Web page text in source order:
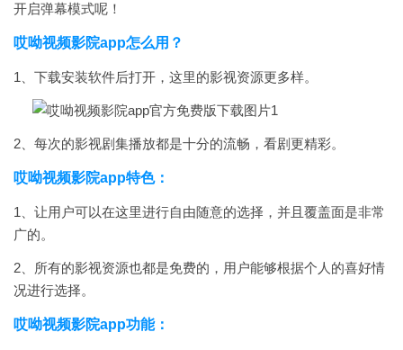
开启弹幕模式呢！
哎呦视频影院app怎么用？
1、下载安装软件后打开，这里的影视资源更多样。
2、每次的影视剧集播放都是十分的流畅，看剧更精彩。
哎呦视频影院app特色：
1、让用户可以在这里进行自由随意的选择，并且覆盖面是非常
广的。
2、所有的影视资源也都是免费的，用户能够根据个人的喜好情
况进行选择。
哎呦视频影院app功能：